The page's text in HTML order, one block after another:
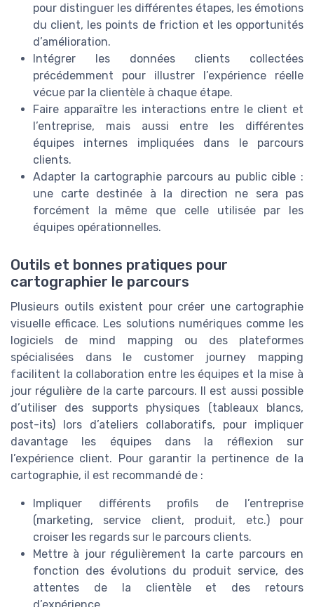
pour distinguer les différentes étapes, les émotions
du client, les points de friction et les opportunités
d’amélioration.
Intégrer les données clients collectées
précédemment pour illustrer l’expérience réelle
vécue par la clientèle à chaque étape.
Faire apparaître les interactions entre le client et
l’entreprise, mais aussi entre les différentes
équipes internes impliquées dans le parcours
clients.
Adapter la cartographie parcours au public cible :
une carte destinée à la direction ne sera pas
forcément la même que celle utilisée par les
équipes opérationnelles.
Outils et bonnes pratiques pour
cartographier le parcours
Plusieurs outils existent pour créer une cartographie
visuelle efficace. Les solutions numériques comme les
logiciels de mind mapping ou des plateformes
spécialisées dans le customer journey mapping
facilitent la collaboration entre les équipes et la mise à
jour régulière de la carte parcours. Il est aussi possible
d’utiliser des supports physiques (tableaux blancs,
post-its) lors d’ateliers collaboratifs, pour impliquer
davantage les équipes dans la réflexion sur
l’expérience client. Pour garantir la pertinence de la
cartographie, il est recommandé de :
Impliquer différents profils de l’entreprise
(marketing, service client, produit, etc.) pour
croiser les regards sur le parcours clients.
Mettre à jour régulièrement la carte parcours en
fonction des évolutions du produit service, des
attentes de la clientèle et des retours